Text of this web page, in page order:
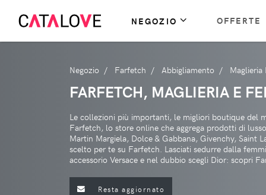
NEGOZIO OFFERTE
Negozio Farfetch Abbigliamento Maglieria
FARFETCH, MAGLIERIA E
Le collezioni più importanti, le migliori boutique del
Farfetch, lo store online che aggrega prodotti di
Martin Margiela, Dolce & Gabbana, Givenchy, Saint
scelto per te su Farfetch. Lasciati sedurre dalla
accessorio Versace e nel dubbio scegli Dior: scopri
Resta aggiornato